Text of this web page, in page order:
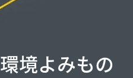
環境よみもの